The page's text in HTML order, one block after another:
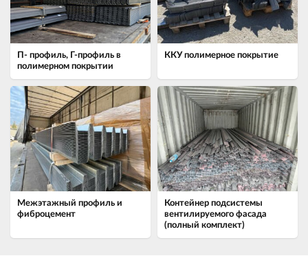
П- профиль, Г-профиль в
полимерном покрытии
ККУ полимерное покрытие
Межэтажный профиль и
фиброцемент
Контейнер подсистемы
вентилируемого фасада
(полный комплект)